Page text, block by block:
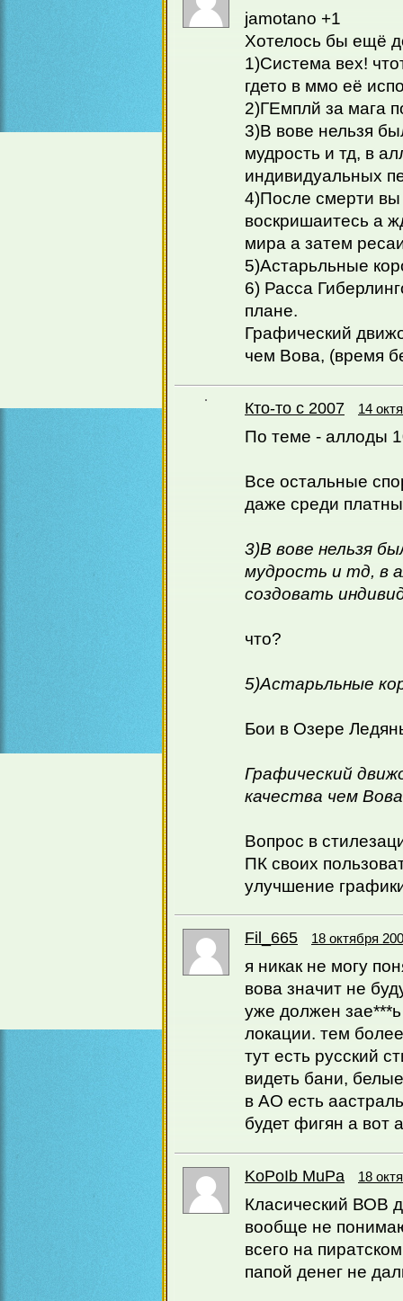
jamotano +1
Хотелось бы ещё
1)Система вех!
гдето в ммо её
2)ГЕмплй за мага
3)В вове нельзя
мудрость и тд, в
индивидуальных
4)После смерти вы
воскришаитесь а
мира а затем
5)Астарьльные
6) Расса
плане.
Графический
чем Вова, (время
Кто-то с 2007 14
По теме - аллоды
Все остальные
даже среди
3)В вове нельзя
мудрость и тд, в
создовать
что?
5)Астарьльные
Бои в Озере
Графический
качества чем
Вопрос в
ПК своих
улучшение
Fil_665 18 октября
я никак не могу
вова значит не
уже должен
локации. тем
тут есть русский
видеть бани,
в АО есть
будет фигян а вот
KoPoIb MuPa 18
Класический ВОВ
вообще не
всего на
папой денег не